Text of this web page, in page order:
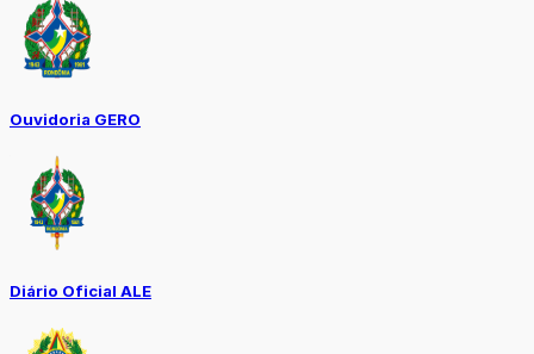
Ouvidoria GERO
Diário Oficial ALE